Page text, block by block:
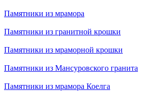
Памятники из мрамора
Памятники из гранитной крошки
Памятники из мраморной крошки
Памятники из Мансуровского гранита
Памятники из мрамора Коелга